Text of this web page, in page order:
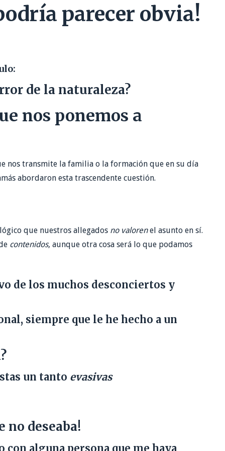
parecer obvia!
de la naturaleza?
nos ponemos a
nos transmite la familia o la formación que en su día
abordaron esta trascendente cuestión.
que nuestros allegados no valorenel asunto en sí.
contenidos, aunque otra cosa será lo que podamos
de los muchos desconciertos y
siempre que le he hecho a un
un tanto evasivas
no deseaba!
alguna persona que me haya